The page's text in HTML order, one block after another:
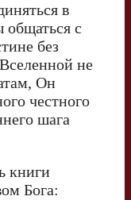
в
общаться с
без
не
Он
честного
шага
книги
Бога: